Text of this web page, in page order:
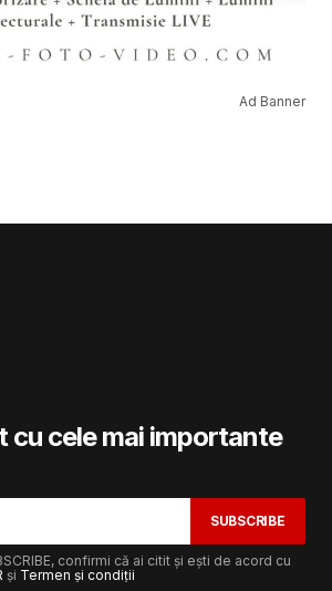
Ad Banner
cu cele mai importante
SUBSCRIBE
confirmi că ai citit și ești de acord cu
și Termen și condiții